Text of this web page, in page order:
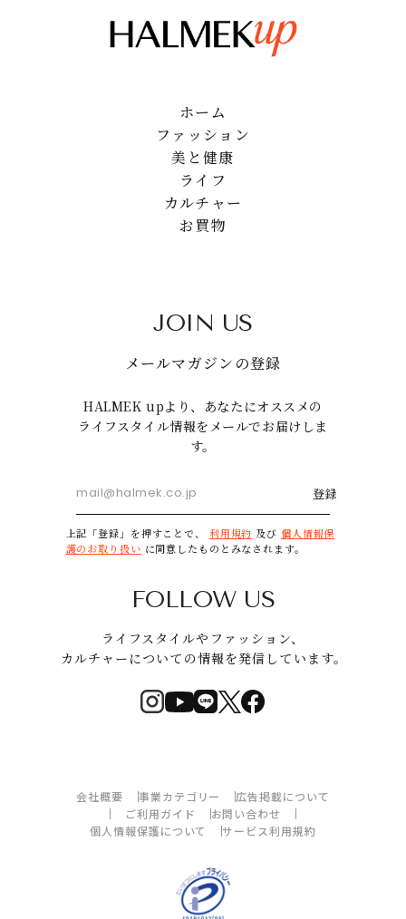
ホーム
ファッション
美と健康
ライフ
カルチャー
お買物
JOIN US
メールマガジンの登録
HALMEK upより、あなたにオススメの
ライフスタイル情報をメールでお届けしま
す。
登録
上記「登録」を押すことで、 利用規約 及び 個人情報保
護のお取り扱い に同意したものとみなされます。
FOLLOW US
ライフスタイルやファッション、
カルチャーについての情報を発信しています。
会社概要 事業カテゴリー
広告掲載について
ご利用ガイド
お問い合わせ
個人情報保護について
サービス利用規約